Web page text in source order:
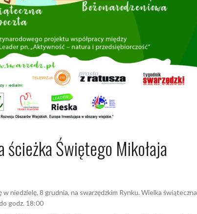
ścieżka Świętego Mikołaja
niedzielę, 8 grudnia, na swarzędzkim Rynku. Wielka świąteczna
godz. 18:00